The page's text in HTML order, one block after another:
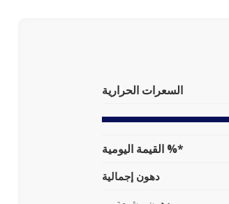
السعرات الحرارية
القيمة اليومية %*
دهون إجمالية